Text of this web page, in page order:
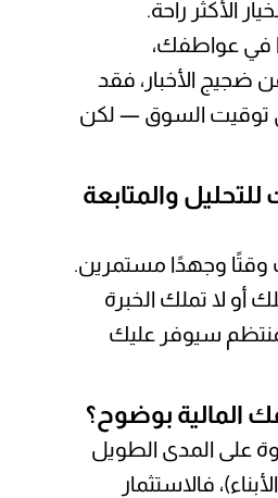
في عواطفك،
ضجيج الأخبار، فقد
توقيت السوق — لكن
والمتابعة
وجهدًا مستمرين.
أو لا تملك الخبرة
سيوفر عليك
على المدى الطويل
فالاستثمار